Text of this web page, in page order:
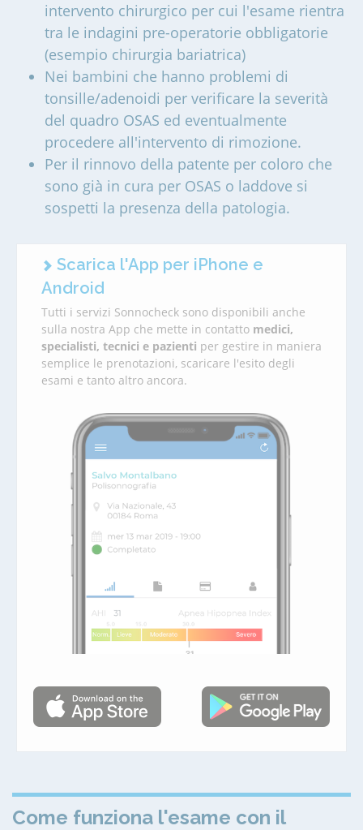
intervento chirurgico per cui l'esame rientra
tra le indagini pre-operatorie obbligatorie
(esempio chirurgia bariatrica)
Nei bambini che hanno problemi di
tonsille/adenoidi per verificare la severità
del quadro OSAS ed eventualmente
procedere all'intervento di rimozione.
Per il rinnovo della patente per coloro che
sono già in cura per OSAS o laddove si
sospetti la presenza della patologia.
Scarica l'App per iPhone e
Android
Tutti i servizi Sonnocheck sono disponibili anche
sulla nostra App che mette in contatto medici,
specialisti, tecnici e pazienti per gestire in maniera
semplice le prenotazioni, scaricare l'esito degli
esami e tanto altro ancora.
Come funziona l'esame con il